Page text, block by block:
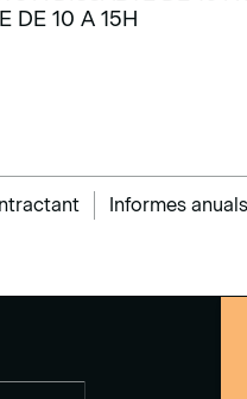
DE 10 A 15H
Informes anuals